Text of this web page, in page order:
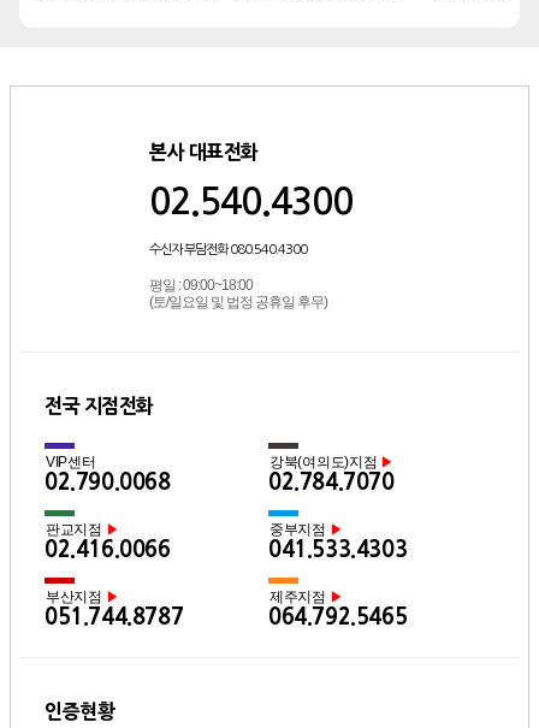
본사 대표전화
02.540.4300
수신자 부담전화 080.540.4300
평일 : 09:00~18:00
(토/일요일 및 법정 공휴일 후무)
전국 지점전화
VIP센터
02.790.0068
강북(여의도)지점 ▶
02.784.7070
판교지점 ▶
02.416.0066
중부지점 ▶
041.533.4303
부산지점 ▶
051.744.8787
제주지점 ▶
064.792.5465
인증현황